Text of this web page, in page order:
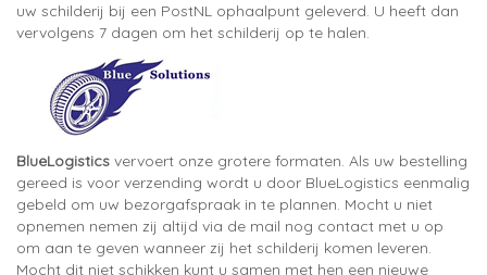
uw schilderij bij een PostNL ophaalpunt geleverd. U heeft dan
vervolgens 7 dagen om het schilderij op te halen.
BlueLogistics vervoert onze grotere formaten. Als uw bestelling
gereed is voor verzending wordt u door BlueLogistics eenmalig
gebeld om uw bezorgafspraak in te plannen. Mocht u niet
opnemen nemen zij altijd via de mail nog contact met u op
om aan te geven wanneer zij het schilderij komen leveren.
Mocht dit niet schikken kunt u samen met hen een nieuwe